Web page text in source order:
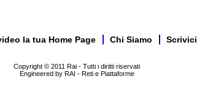
la tua Home Page Chi Siamo Scrivici
Copyright © 2011 Rai - Tutti i diritti riservati
Engineered by RAI - Reti e Piattaforme